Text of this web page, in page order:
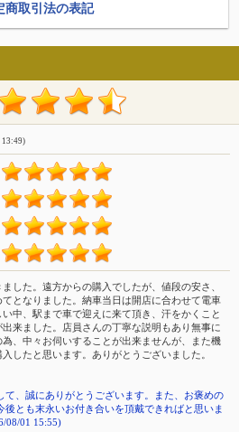
商取引法の表記
13:49)
した。遠方からの購入でしたが、値段の安さ、
となりました。納車当日は開店に合わせて電車
中、駅まで車で迎えに来て頂き、汗をかくこと
来ました。店員さんの丁寧な説明もあり無事に
、中々お伺いすることが出来ませんが、また機
したと思います。ありがとうございました。
て、誠にありがとうございます。また、お褒めの
とも末永いお付き合いを頂戴できればと思いま
08/01 15:55)